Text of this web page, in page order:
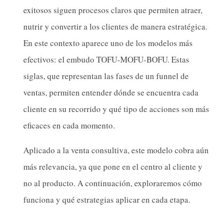
exitosos siguen procesos claros que permiten atraer,
nutrir y convertir a los clientes de manera estratégica.
En este contexto aparece uno de los modelos más
efectivos: el embudo TOFU-MOFU-BOFU. Estas
siglas, que representan las fases de un funnel de
ventas, permiten entender dónde se encuentra cada
cliente en su recorrido y qué tipo de acciones son más
eficaces en cada momento.
Aplicado a la venta consultiva, este modelo cobra aún
más relevancia, ya que pone en el centro al cliente y
no al producto. A continuación, exploraremos cómo
funciona y qué estrategias aplicar en cada etapa.